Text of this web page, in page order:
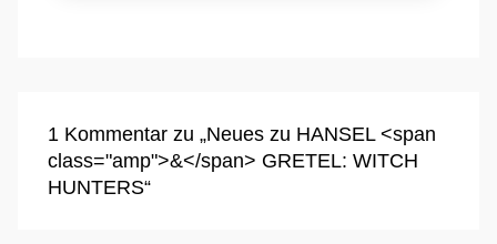
1 Kommentar zu „Neues zu HANSEL <span
class="amp">&</span> GRETEL: WITCH
HUNTERS“